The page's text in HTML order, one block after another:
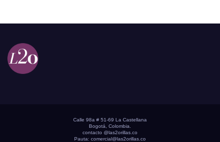
Calle 98a # 51-69 La Castellana
Bogotá, Colombia.
contacto @las2orillas.co
Pauta: comercial@las2orillas.co